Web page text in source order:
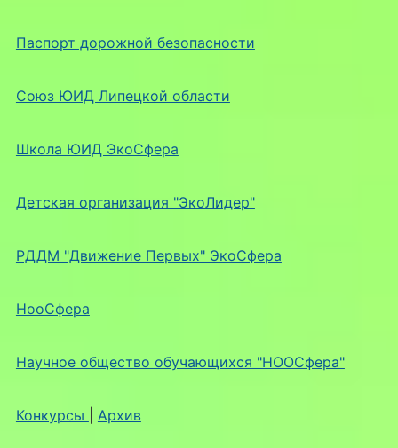
Паспорт дорожной безопасности
Союз ЮИД Липецкой области
Школа ЮИД ЭкоСфера
Детская организация "ЭкоЛидер"
РДДМ "Движение Первых" ЭкоСфера
НооСфера
Научное общество обучающихся "НООСфера"
Конкурсы Архив